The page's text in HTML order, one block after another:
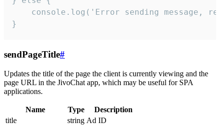
console.log('Error sending message,
}
sendPageTitle#
Updates the title of the page the client is currently viewing and the
page URL in the JivoChat app, which may be useful for SPA
applications.
Name Type
Description
title
string Ad ID